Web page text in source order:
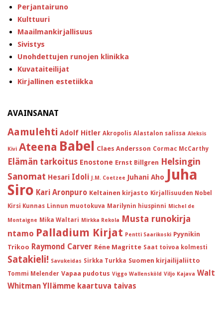
Perjantairuno
Kulttuuri
Maailmankirjallisuus
Sivistys
Unohdettujen runojen klinikka
Kuvataiteilijat
Kirjallinen estetiikka
AVAINSANAT
Aamulehti Adolf Hitler Akropolis Alastalon salissa Aleksis
Kivi Ateena Babel Claes Andersson Cormac McCarthy
Elämän tarkoitus Enostone Ernst Billgren Helsingin
Sanomat Hesari Idoli J.M. Coetzee Juhani Aho Juha
Siro Kari Aronpuro Keltainen kirjasto Kirjallisuuden Nobel
Kirsi Kunnas Linnun muotokuva Marilynin hiuspinni Michel de
Montaigne Mika Waltari Mirkka Rekola Musta runokirja
ntamo Palladium Kirjat Pentti Saarikoski Pyynikin
Trikoo Raymond Carver Réne Magritte Saat toivoa kolmesti
Satakieli! Savukeidas Sirkka Turkka Suomen kirjailijaliitto
Tommi Melender Vapaa pudotus Viggo Wallensköld Viljo Kajava Walt
Whitman Yllämme kaartuva taivas